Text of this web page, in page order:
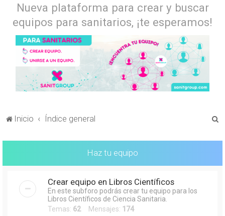
Nueva plataforma para crear y buscar
equipos para sanitarios, ¡te esperamos!
Inicio Índice general
Haz tu equipo
Crear equipo en Libros Científicos
En este subforo podrás crear tu equipo para los
Libros Científicos de Ciencia Sanitaria.
Temas: 62Mensajes: 174